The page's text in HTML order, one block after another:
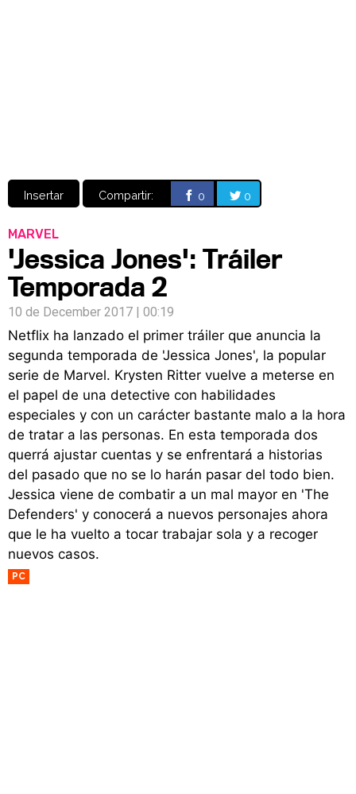
Insertar Compartir: 0 0
MARVEL
'Jessica Jones': Tráiler
Temporada 2
10 de December 2017 | 00:19
Netflix ha lanzado el primer tráiler que anuncia la
segunda temporada de 'Jessica Jones', la popular
serie de Marvel. Krysten Ritter vuelve a meterse en
el papel de una detective con habilidades
especiales y con un carácter bastante malo a la hora
de tratar a las personas. En esta temporada dos
querrá ajustar cuentas y se enfrentará a historias
del pasado que no se lo harán pasar del todo bien.
Jessica viene de combatir a un mal mayor en 'The
Defenders' y conocerá a nuevos personajes ahora
que le ha vuelto a tocar trabajar sola y a recoger
nuevos casos.
PC